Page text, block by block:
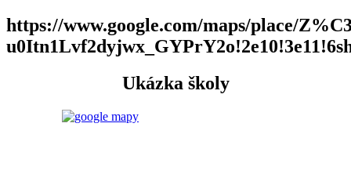
https://www.google.com/maps/place/
Ukázka školy